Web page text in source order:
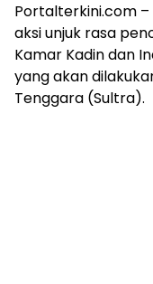
Portalterkini.com –
aksi unjuk rasa
Kamar Kadin dan
yang akan
Tenggara (Sultra).